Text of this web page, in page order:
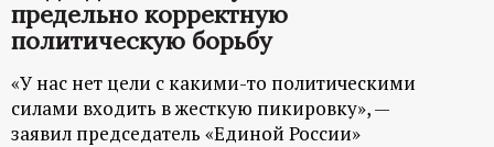
предельно корректную
политическую борьбу
«У нас нет цели с какими-то политическими
силами входить в жесткую пикировку», —
заявил председатель «Единой России»